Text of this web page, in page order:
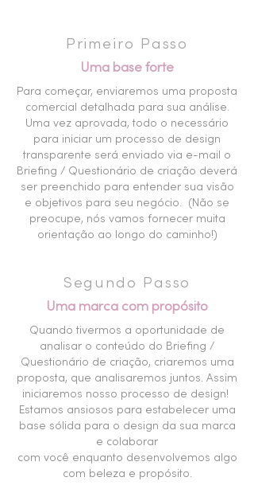
Primeiro Passo
Uma base forte
Para começar, enviaremos uma proposta
comercial detalhada para sua análise.
Uma vez aprovada, todo o necessário
para iniciar um processo de design
transparente será enviado via e-mail o
Briefing / Questionário de criação deverá
ser preenchido para entender sua visão
e objetivos para seu negócio.
(Não se
preocupe, nós vamos fornecer muita
orientação ao longo do caminho!)
Segundo Passo
Uma marca com propósito
Quando tivermos a oportunidade de
analisar o conteúdo do Briefing /
Questionário de criação, criaremos uma
proposta, que analisaremos juntos. Assim
iniciaremos nosso processo de design!
Estamos ansiosos para estabelecer uma
base sólida para o design da sua marca
e colaborar
com você enquanto desenvolvemos algo
com beleza e propósito.